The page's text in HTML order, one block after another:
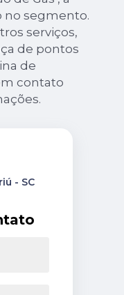
no segmento.
serviços,
de pontos
de
contato
- SC